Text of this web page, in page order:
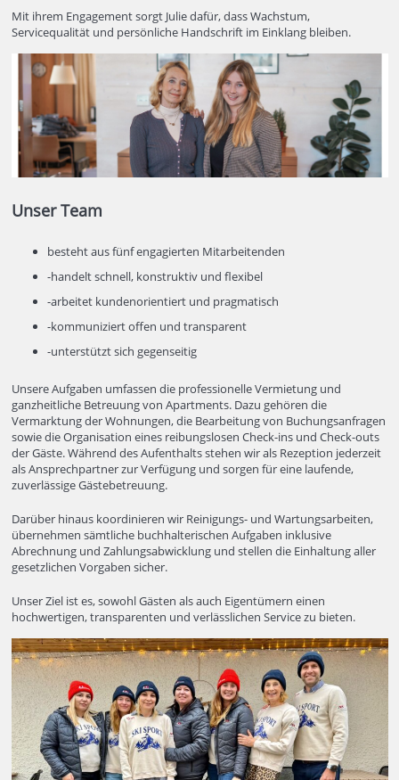
Mit ihrem Engagement sorgt Julie dafür, dass Wachstum,
Servicequalität und persönliche Handschrift im Einklang bleiben.
Unser Team
besteht aus fünf engagierten Mitarbeitenden
-handelt schnell, konstruktiv und flexibel
-arbeitet kundenorientiert und pragmatisch
-kommuniziert offen und transparent
-unterstützt sich gegenseitig
Unsere Aufgaben umfassen die professionelle Vermietung und
ganzheitliche Betreuung von Apartments. Dazu gehören die
Vermarktung der Wohnungen, die Bearbeitung von Buchungsanfragen
sowie die Organisation eines reibungslosen Check-ins und Check-outs
der Gäste. Während des Aufenthalts stehen wir als Rezeption jederzeit
als Ansprechpartner zur Verfügung und sorgen für eine laufende,
zuverlässige Gästebetreuung.
Darüber hinaus koordinieren wir Reinigungs- und Wartungsarbeiten,
übernehmen sämtliche buchhalterischen Aufgaben inklusive
Abrechnung und Zahlungsabwicklung und stellen die Einhaltung aller
gesetzlichen Vorgaben sicher.
Unser Ziel ist es, sowohl Gästen als auch Eigentümern einen
hochwertigen, transparenten und verlässlichen Service zu bieten.